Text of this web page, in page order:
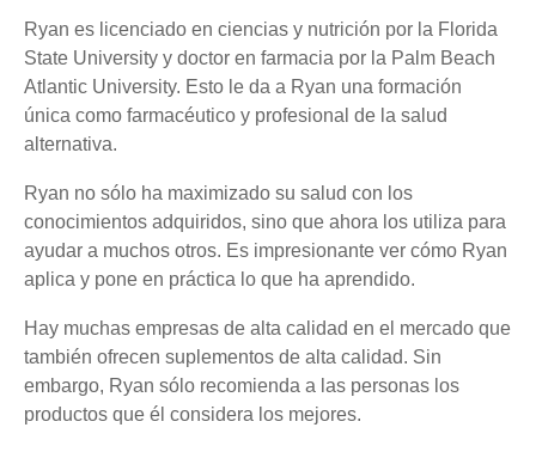
Ryan es licenciado en ciencias y nutrición por la Florida
State University y doctor en farmacia por la Palm Beach
Atlantic University. Esto le da a Ryan una formación
única como farmacéutico y profesional de la salud
alternativa.
Ryan no sólo ha maximizado su salud con los
conocimientos adquiridos, sino que ahora los utiliza para
ayudar a muchos otros. Es impresionante ver cómo Ryan
aplica y pone en práctica lo que ha aprendido.
Hay muchas empresas de alta calidad en el mercado que
también ofrecen suplementos de alta calidad. Sin
embargo, Ryan sólo recomienda a las personas los
productos que él considera los mejores.